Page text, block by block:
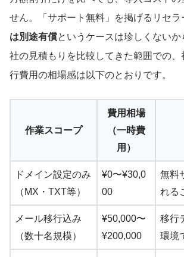
せん。「サポート無料」を掲げるリセラ
は別途有償というケースは珍しくない
社の見積もりを比較してきた範囲での
行費用の相場感は以下のとおりです。
作業スコープ
費用相場
（一時費
用）
ドメイン設定のみ
（MX・TXT等）
¥0〜¥30,0
00
無料
れる
メール移行込み
（数十名規模）
¥50,000〜
¥200,000
移行
環境